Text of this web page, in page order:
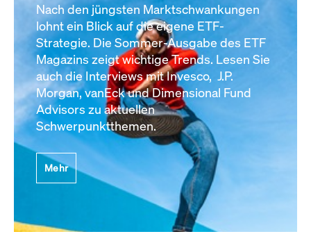
Nach den jüngsten Marktschwankungen
lohnt ein Blick auf die eigene ETF-
Strategie. Die Sommer-Ausgabe des ETF
Magazins zeigt wichtige Trends. Lesen Sie
auch die Interviews mit Invesco, J.P.
Morgan, vanEck und Dimensional Fund
Advisors zu aktuellen
Schwerpunktthemen.
Mehr